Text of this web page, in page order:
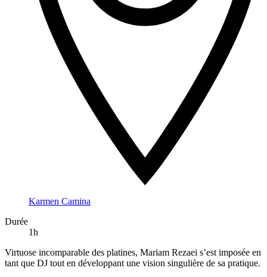
Karmen Camina
Durée
1h
Virtuose incomparable des platines, Mariam Rezaei s’est imposée en
tant que DJ tout en développant une vision singulière de sa pratique.